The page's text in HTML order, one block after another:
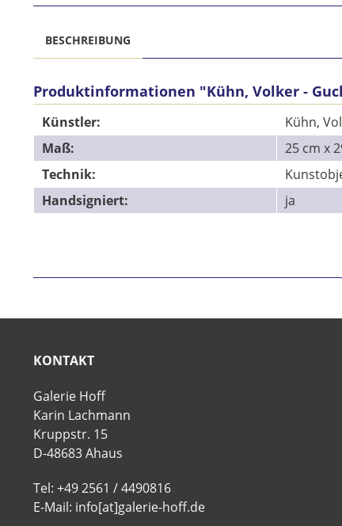
BESCHREIBUNG
Produktinformationen "Kühn, Volker -
Künstler:
Kühn,
Maß:
25 cm x
Technik:
Handsigniert:
ja
KONTAKT
Galerie Hoff
Karin Lachmann
Kruppstr. 15
D-48683 Ahaus
Tel: +49 2561 / 4490816
E-Mail: info[at]galerie-hoff.de